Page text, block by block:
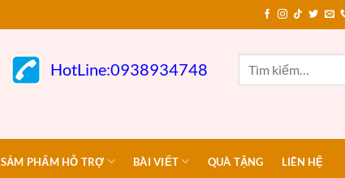
HotLine:0938934748
SẢM PHẨM HỖ TRỢ BÀI VIẾT QUÀ TẶNG LIÊN HỆ